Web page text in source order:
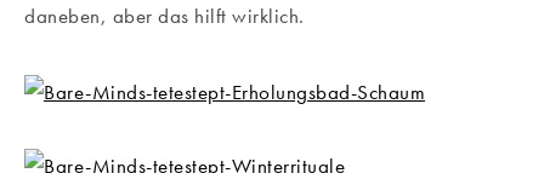
daneben, aber das hilft wirklich.